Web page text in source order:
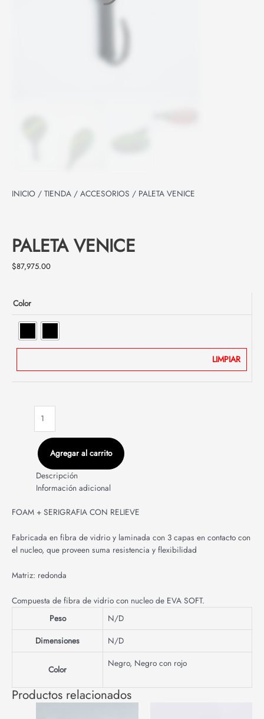
INICIO / TIENDA / ACCESORIOS / PALETA VENICE
PALETA VENICE
$87,975.00
Color
LIMPIAR
Agregar al carrito
Descripción
Información adicional
FOAM + SERIGRAFIA CON RELIEVE
Fabricada en fibra de vidrio y laminada con 3 capas en contacto con
el nucleo, que proveen suma resistencia y flexibilidad
Matriz: redonda
Compuesta de fibra de vidrio con nucleo de EVA SOFT.
Peso
N/D
Dimensiones
N/D
Color
Negro, Negro con rojo
Productos relacionados